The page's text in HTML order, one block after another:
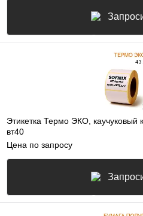
Этикетка Термо ЭКО, каучуковый
вт40
Цена по запросу